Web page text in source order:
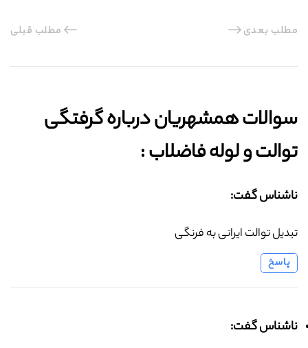
مطلب قبلی مطلب بعدی
سوالات همشهریان درباره گرفتگی
توالت و لوله فاضلاب :‌
ناشناس گفت:
تبدیل توالت ایرانی به فرنگی
پاسخ
ناشناس گفت: